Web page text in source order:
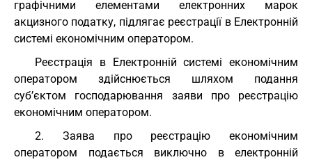
графічними елементами електронних марок
акцизного податку, підлягає реєстрації в Електронній
системі економічним оператором.
Реєстрація в Електронній системі економічним
оператором здійснюється шляхом подання
суб’єктом господарювання заяви про реєстрацію
економічним оператором.
2. Заява про реєстрацію економічним
оператором подається виключно в електронній